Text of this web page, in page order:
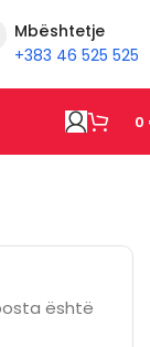
Mbështetje
+383 46 525 525
0
është